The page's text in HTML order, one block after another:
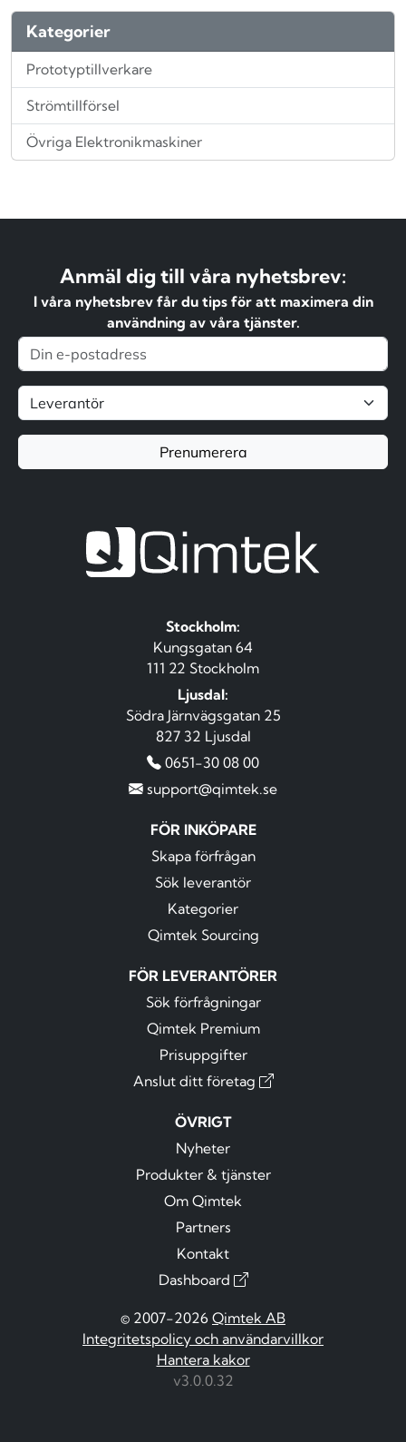
Kategorier
Prototyptillverkare
Strömtillförsel
Övriga Elektronikmaskiner
Anmäl dig till våra nyhetsbrev:
I våra nyhetsbrev får du tips för att maximera din
användning av våra tjänster.
Prenumerera
Stockholm:
Kungsgatan 64
111 22 Stockholm
Ljusdal:
Södra Järnvägsgatan 25
827 32 Ljusdal
0651-30 08 00
support@qimtek.se
FÖR INKÖPARE
Skapa förfrågan
Sök leverantör
Kategorier
Qimtek Sourcing
FÖR LEVERANTÖRER
Sök förfrågningar
Qimtek Premium
Prisuppgifter
Anslut ditt företag
ÖVRIGT
Nyheter
Produkter & tjänster
Om Qimtek
Partners
Kontakt
Dashboard
© 2007-2026 Qimtek AB
Integritetspolicy och användarvillkor
Hantera kakor
v3.0.0.32